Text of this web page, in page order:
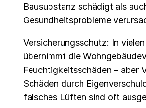
Bausubstanz schädigt als
Gesundheitsprobleme
Versicherungsschutz: In vielen
übernimmt die
Feuchtigkeitsschäden – aber
Schäden durch
falsches Lüften sind oft